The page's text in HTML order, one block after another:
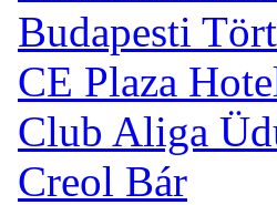
Budapesti
CE Plaza
Club Aliga
Creol Bár